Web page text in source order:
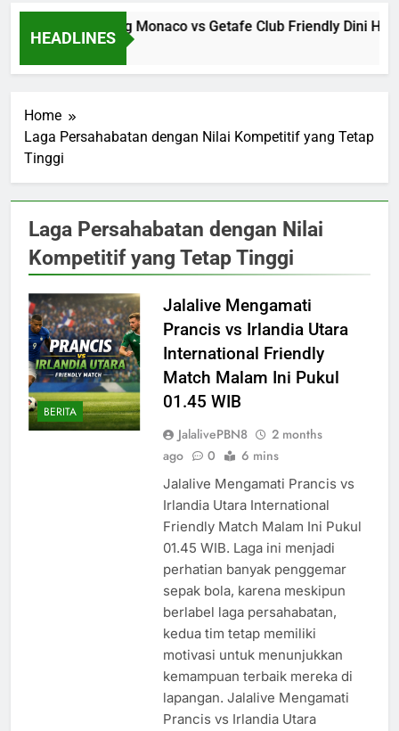
HEADLINES
Jalalive Streaming Monaco vs Getafe Club Friendly Dini
14 Hours Ago
Home
Laga Persahabatan dengan Nilai Kompetitif yang Tetap
Tinggi
Laga Persahabatan dengan Nilai
Kompetitif yang Tetap Tinggi
BERITA
Jalalive Mengamati
Prancis vs Irlandia Utara
International Friendly
Match Malam Ini Pukul
01.45 WIB
JalalivePBN8
2 months
ago
0 6 mins
Jalalive Mengamati Prancis vs
Irlandia Utara International
Friendly Match Malam Ini Pukul
01.45 WIB. Laga ini menjadi
perhatian banyak penggemar
sepak bola, karena meskipun
berlabel laga persahabatan,
kedua tim tetap memiliki
motivasi untuk menunjukkan
kemampuan terbaik mereka di
lapangan. Jalalive Mengamati
Prancis vs Irlandia Utara